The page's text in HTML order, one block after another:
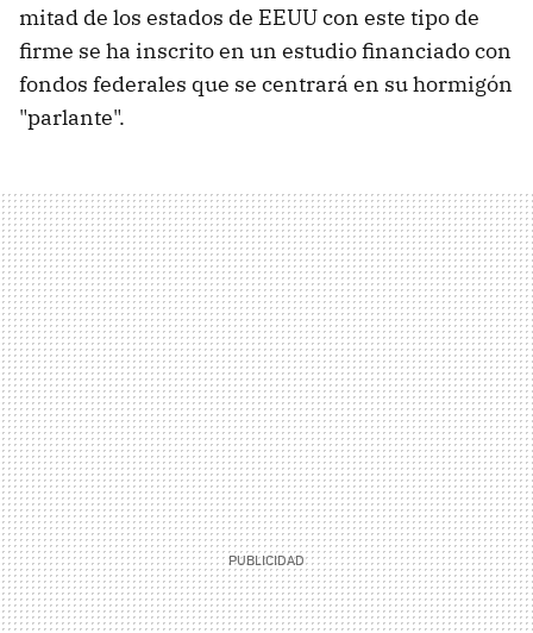
mitad de los estados de EEUU con este tipo de
firme se ha inscrito en un estudio financiado con
fondos federales que se centrará en su hormigón
"parlante".